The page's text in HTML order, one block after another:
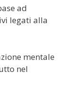
ad
legati alla
mentale
nel